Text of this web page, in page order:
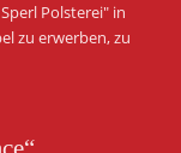
Polsterei" in
zu erwerben, zu